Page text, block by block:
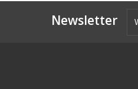
Newsletter